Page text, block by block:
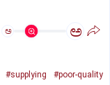
ಅ ಅ
#supplying
#poor-quality